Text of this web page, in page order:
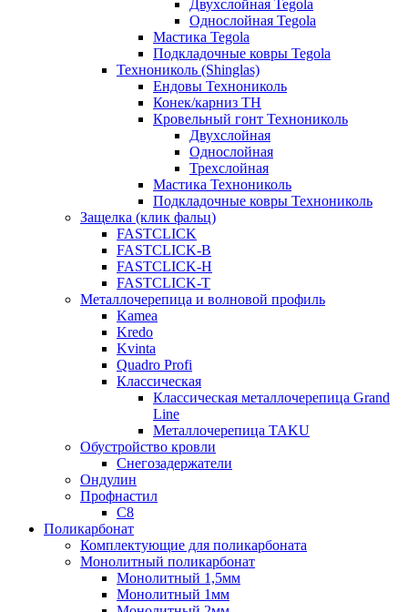
Двухслойная Tegola
Однослойная Tegola
Мастика Tegola
Подкладочные ковры Tegola
Технониколь (Shinglas)
Ендовы Технониколь
Конек/карниз ТН
Кровельный гонт Технониколь
Двухслойная
Однослойная
Трехслойная
Мастика Технониколь
Подкладочные ковры Технониколь
Защелка (клик фальц)
FASTCLICK
FASTCLICK-B
FASTCLICK-H
FASTCLICK-T
Металлочерепица и волновой профиль
Kamea
Kredo
Kvinta
Quadro Profi
Классическая
Классическая металлочерепица Grand
Line
Металлочерепица TAKU
Обустройство кровли
Снегозадержатели
Ондулин
Профнастил
С8
Поликарбонат
Комплектующие для поликарбоната
Монолитный поликарбонат
Монолитный 1,5мм
Монолитный 1мм